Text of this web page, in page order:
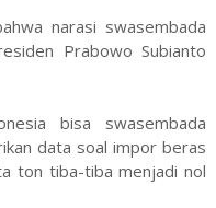
narasi swasembada
Prabowo Subianto
bisa swasembada
data soal impor beras
ton tiba-tiba menjadi nol